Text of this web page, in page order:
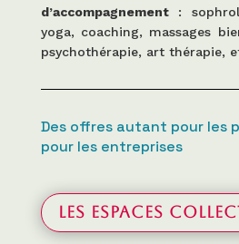
d’accompagnement:
yoga, coaching, massages
psychothérapie, art thérapie,
Des offres autant pour les
pour les entreprises
Les espaces